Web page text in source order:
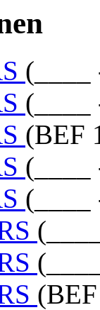
(____
(____
(BEF
(____
(____